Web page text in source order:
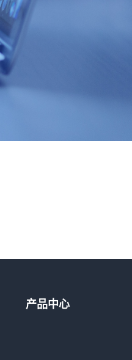
产品中心
400-803-1001